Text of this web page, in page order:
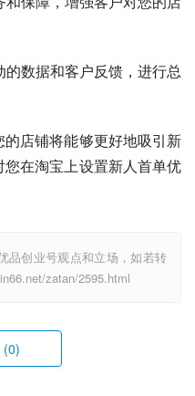
数据和客户反馈，进行总
店铺将能够更好地吸引新
在淘宝上设置新人首单优
品创业号观点和立场，如若转
zatan/2595.html
(0)